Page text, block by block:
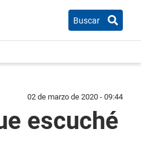
Buscar
02 de marzo de 2020 - 09:44
escuché